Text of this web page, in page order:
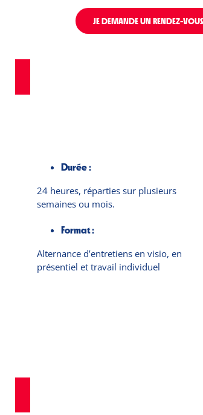
JE DEMANDE UN RENDEZ-VOUS
Durée :
24 heures, réparties sur plusieurs
semaines ou mois.
Format :
Alternance d’entretiens en visio, en
présentiel et travail individuel